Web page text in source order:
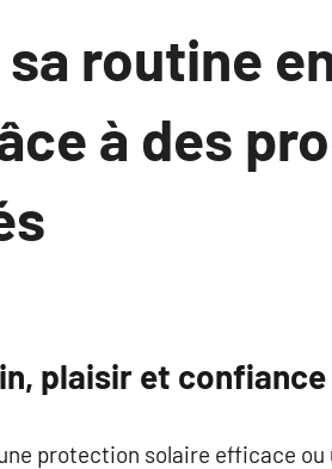
routine
à des
plaisir et confiance
protection solaire efficace